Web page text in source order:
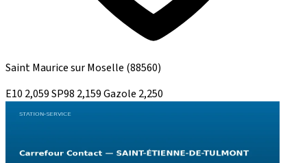
Saint Maurice sur Moselle (88560)
E10 2,059SP98 2,159Gazole 2,250